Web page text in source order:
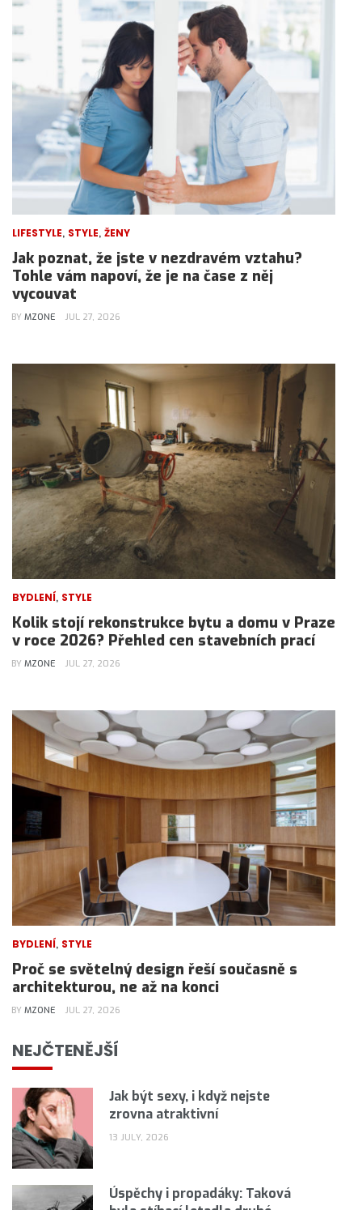
LIFESTYLE, STYLE, ŽENY
Jak poznat, že jste v nezdravém vztahu?
Tohle vám napoví, že je na čase z něj
vycouvat
BY MZONE JUL 27, 2026
BYDLENÍ, STYLE
Kolik stojí rekonstrukce bytu a domu v Praze
v roce 2026? Přehled cen stavebních prací
BY MZONE JUL 27, 2026
BYDLENÍ, STYLE
Proč se světelný design řeší současně s
architekturou, ne až na konci
BY MZONE JUL 27, 2026
NEJČTENĚJŠÍ
Jak být sexy, i když nejste
zrovna atraktivní
13 JULY, 2026
Úspěchy i propadáky: Taková